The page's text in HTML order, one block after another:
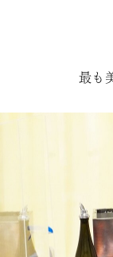
最も